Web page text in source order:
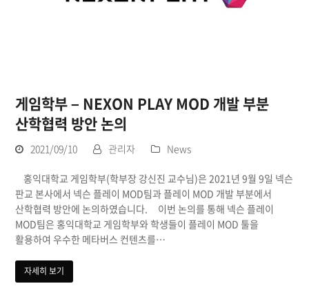
게임학부 – NEXON PLAY MOD 개발 부분
산학협력 방안 논의
2021/09/10 관리자 News
홍익대학교 게임학부(학부장 강신진 교수님)은 2021년 9월 9일 넥슨
판교 본사에서 넥슨 플레이 MOD팀과 플레이 MOD 개발 부분에서
산학협력 방안에 논의하였습니다. 이번 논의를 통해 넥슨 플레이
MOD팀은 홍익대학교 게임학부와 학생들이 플레이 MOD 툴을
활용하여 우수한 메타버스 컨텐츠를…
자세히 보기